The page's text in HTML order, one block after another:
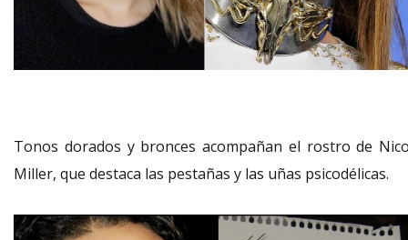
Tonos dorados y bronces acompañan el rostro de
Miller, que destaca las pestañas y las uñas psicodélicas.